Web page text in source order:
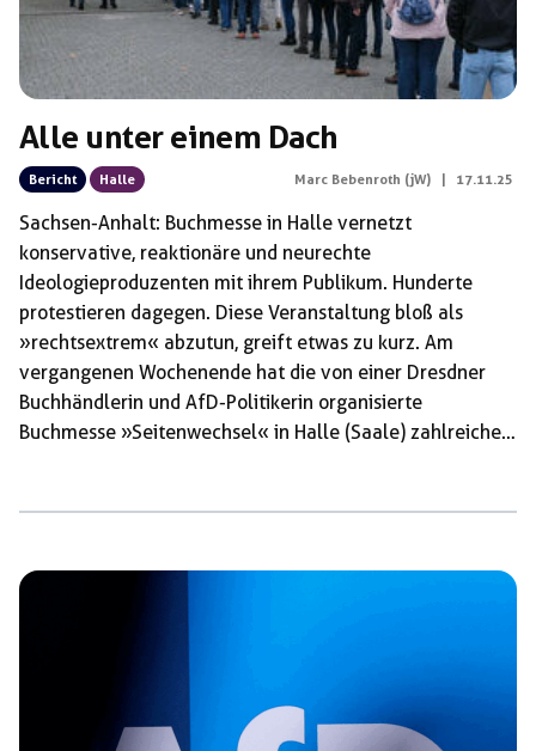
Alle unter einem Dach
Bericht Halle Marc Bebenroth (jW) | 17.11.25
Sachsen-Anhalt: Buchmesse in Halle vernetzt
konservative, reaktionäre und neurechte
Ideologieproduzenten mit ihrem Publikum. Hunderte
protestieren dagegen. Diese Veranstaltung bloß als
»rechtsextrem« abzutun, greift etwas zu kurz. Am
vergangenen Wochenende hat die von einer Dresdner
Buchhändlerin und AfD-Politikerin organisierte
Buchmesse »Seitenwechsel« in Halle (Saale) zahlreiche
mittlerweile als Krämer der Querfront verdingen, über
kulturpolitische Sprecherin der AfD-Fraktion im Dresdner
Stadtrat, zählte die Messe mehr als 6.000 Besucherinnen